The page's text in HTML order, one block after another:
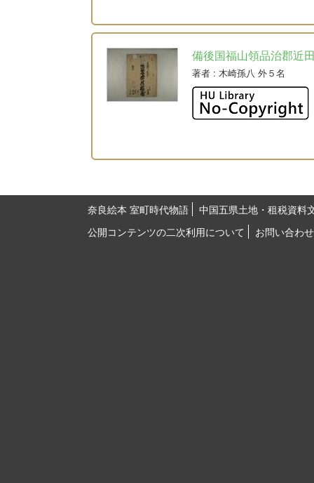
備後国福山領品治郡近
著者 : 木崎孫八 外５名
奈良絵本 室町時代物語
中国五県土地・租税資料
公開コンテンツの二次利用について
お問い合わせ